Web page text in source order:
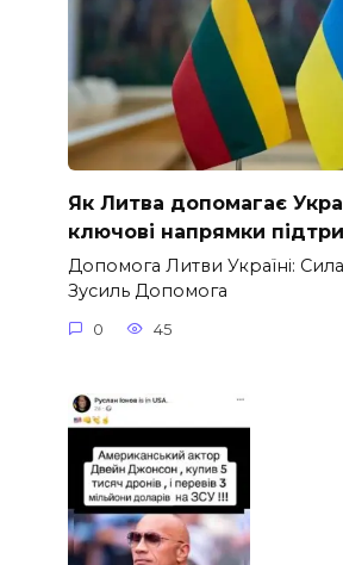
Як Литва допомагає
ключові напрямки
Допомога Литви Україні:
Зусиль Допомога
0 45